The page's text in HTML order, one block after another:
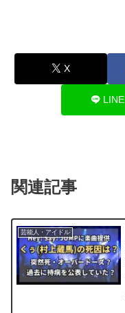
X
LINE
関連記事
芸能人・アイドル